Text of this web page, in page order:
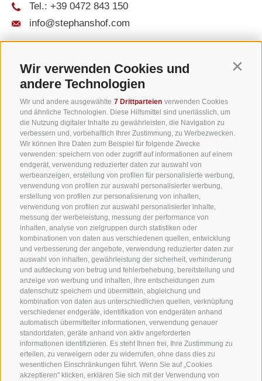
Wir verwenden Cookies und
andere Technologien
Wir und andere ausgewählte 7 Drittparteien verwenden Cookies
und ähnliche Technologien. Diese Hilfsmittel sind unerlässlich, um
die Nutzung digitaler Inhalte zu gewährleisten, die Navigation zu
verbessern und, vorbehaltlich Ihrer Zustimmung, zu Werbezwecken.
Wir können Ihre Daten zum Beispiel für folgende Zwecke
verwenden: speichern von oder zugriff auf informationen auf einem
endgerät, verwendung reduzierter daten zur auswahl von
werbeanzeigen, erstellung von profilen für personalisierte werbung,
verwendung von profilen zur auswahl personalisierter werbung,
erstellung von profilen zur personalisierung von inhalten,
verwendung von profilen zur auswahl personalisierter inhalte,
messung der werbeleistung, messung der performance von
inhalten, analyse von zielgruppen durch statistiken oder
kombinationen von daten aus verschiedenen quellen, entwicklung
und verbesserung der angebote, verwendung reduzierter daten zur
auswahl von inhalten, gewährleistung der sicherheit, verhinderung
und aufdeckung von betrug und fehlerbehebung, bereitstellung und
anzeige von werbung und inhalten, ihre entscheidungen zum
datenschutz speichern und übermitteln, abgleichung und
kombination von daten aus unterschiedlichen quellen, verknüpfung
verschiedener endgeräte, identifikation von endgeräten anhand
automatisch übermittelter informationen, verwendung genauer
standortdaten, geräte anhand von aktiv angeforderten
informationen identifizieren. Es steht Ihnen frei, Ihre Zustimmung zu
erteilen, zu verweigern oder zu widerrufen, ohne dass dies zu
wesentlichen Einschränkungen führt. Wenn Sie auf „Cookies
akzeptieren" klicken, erklären Sie sich mit der Verwendung von
Tel.: +39 0472 843 150
info@stephanshof.com